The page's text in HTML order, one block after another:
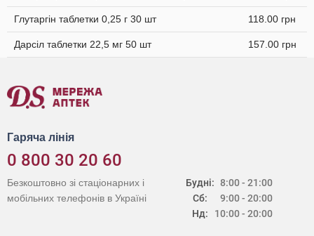
Глутаргін таблетки 0,25 г 30 шт 118.00 грн
Дарсіл таблетки 22,5 мг 50 шт 157.00 грн
Гаряча лінія
0 800 30 20 60
Будні:
Сб:
Нд:
8:00 - 21:00
9:00 - 20:00
10:00 - 20:00
Безкоштовно зі стаціонарних і
мобільних телефонів в Україні